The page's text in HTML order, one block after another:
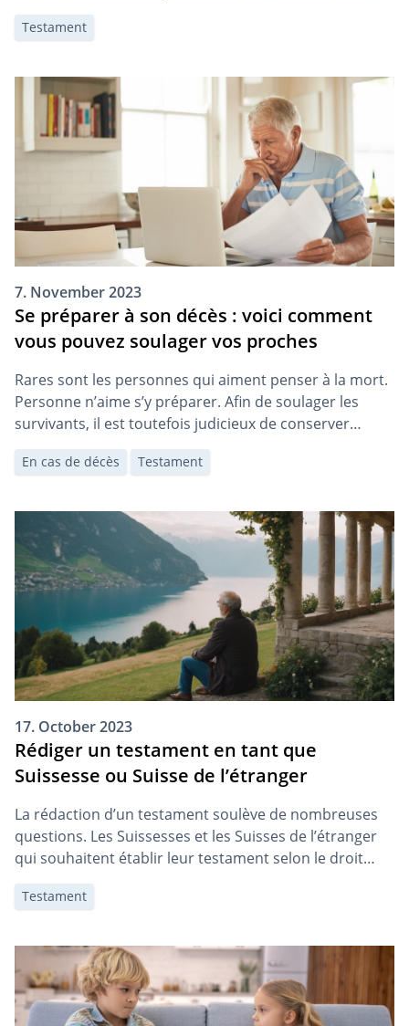
testament est-il néanmoins valable ? Dans cet article,
vous apprendrez quelles sont les erreurs les plus
testament.
Testament
7. November 2023
Se préparer à son décès : voici comment
vous pouvez soulager vos proches
Rares sont les personnes qui aiment penser à la mort.
Personne n’aime s’y préparer. Afin de soulager les
survivants, il est toutefois judicieux de conserver
certains documents de manière à ce qu’ils soient bien
accessibles et de prendre certaines dispositions.
En cas de décès Testament
17. October 2023
Rédiger un testament en tant que
Suissesse ou Suisse de l’étranger
La rédaction d’un testament soulève de nombreuses
questions. Les Suissesses et les Suisses de l’étranger
qui souhaitent établir leur testament selon le droit
suisse se posent probablement encore plus de
questions. Vous apprendrez ici ce que les Suissesse et
leur testament.
Testament